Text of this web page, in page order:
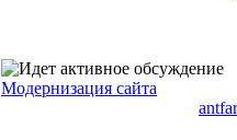
Модернизация сайта